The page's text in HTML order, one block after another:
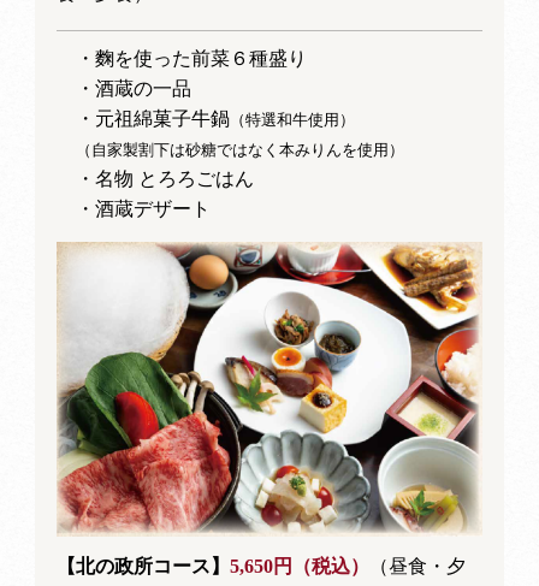
・麴を使った前菜６種盛り
・酒蔵の一品
・元祖綿菓子牛鍋（特選和牛使用）
（自家製割下は砂糖ではなく本みりんを使用）
・名物 とろろごはん
・酒蔵デザート
【北の政所コース】 5,650円（税込）
（昼食・夕